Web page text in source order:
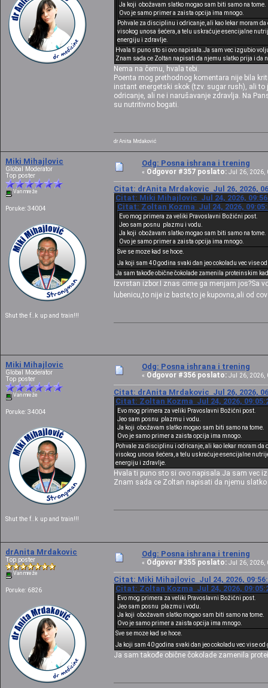
Ja koji obožavam slatko mogao sam biti samo na tome.
Ovo je samo primer a zaista opcija ima mnogo.
Pohvale za disciplinu i odricanje, ali kao lekar moram
visokog unosa šećera, a telu uskraćuje esencijalne
energiju i zdravlje.
Hvala ti puno sto si ovo napisala.Ja sam vec izgubio
Znam sada ce Zoltan napisati da njemu slatko prija i da
Nema na čemu, hvala tebi.
Poenta mog prethodnog komentara nije bila
instant energetski skok (tzv. sugar rush), ali to
odricanje, ali ne i narušavanje zdravlja. Na
su nutritivno bogati.
dr Anita Mrdaković
Miki Mihajlovic
Global Moderator
Top poster
Van mreže
Poruke: 34004
Shut the f..k up and train!!!
Odg: Posna ishrana i trening
« Odgovor #357 poslato: Jul 26, 2026,
Citat: drAnita Mrdakovic Jul 26, 2026,
Citat: Miki Mihajlovic Jul 24, 2026,
Citat: Zoltan Kozma Jul 24, 2026,
Evo mog primera za veliki Pravoslavni Božićni post.
Jeo sam posnu plazmu i vodu.
Ja koji obožavam slatko mogao sam biti samo na tome.
Ovo je samo primer a zaista opcija ima mnogo.
Sve se moze kad se hoce.
Ja koji sam 40 godina svaki dan jeo cokoladu vec vise
Ja sam takođe obične čokolade zamenila proteinskim
Izvrstan izbor.I znas cime ga menjam jos?Sa
lubenicu,to nije iz baste,to je kupovna,ali od
Miki Mihajlovic
Global Moderator
Top poster
Van mreže
Poruke: 34004
Shut the f..k up and train!!!
Odg: Posna ishrana i trening
« Odgovor #356 poslato: Jul 26, 2026,
Citat: drAnita Mrdakovic Jul 26, 2026,
Citat: Zoltan Kozma Jul 24, 2026,
Evo mog primera za veliki Pravoslavni Božićni post.
Jeo sam posnu plazmu i vodu.
Ja koji obožavam slatko mogao sam biti samo na tome.
Ovo je samo primer a zaista opcija ima mnogo.
Pohvale za disciplinu i odricanje, ali kao lekar moram
visokog unosa šećera, a telu uskraćuje esencijalne
energiju i zdravlje.
Hvala ti puno sto si ovo napisala.Ja sam vec
Znam sada ce Zoltan napisati da njemu
drAnita Mrdakovic
Top poster
Van mreže
Poruke: 6826
Odg: Posna ishrana i trening
« Odgovor #355 poslato: Jul 26, 2026,
Citat: Miki Mihajlovic Jul 24, 2026,
Citat: Zoltan Kozma Jul 24, 2026,
Evo mog primera za veliki Pravoslavni Božićni post.
Jeo sam posnu plazmu i vodu.
Ja koji obožavam slatko mogao sam biti samo na tome.
Ovo je samo primer a zaista opcija ima mnogo.
Sve se moze kad se hoce.
Ja koji sam 40 godina svaki dan jeo cokoladu vec vise
Ja sam takođe obične čokolade zamenila